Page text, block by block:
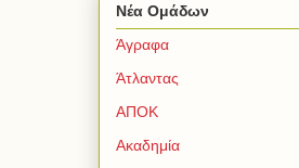
Νέα Ομάδων
Άγραφα
Άτλαντας
ΑΠΟΚ
Ακαδημία